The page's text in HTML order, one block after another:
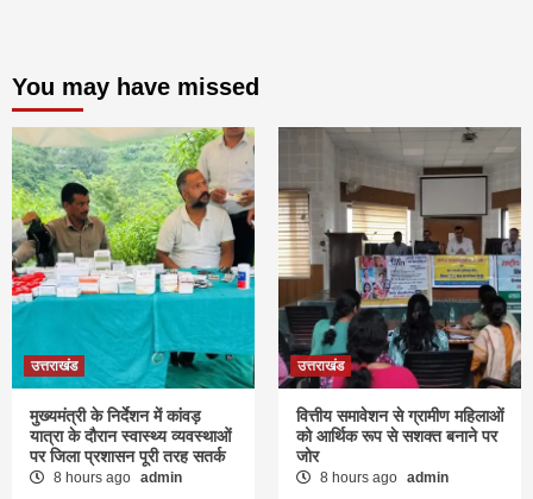
You may have missed
उत्तराखंड
मुख्यमंत्री के निर्देशन में कांवड़
यात्रा के दौरान स्वास्थ्य व्यवस्थाओं
पर जिला प्रशासन पूरी तरह सतर्क
8 hours ago admin
उत्तराखंड
वित्तीय समावेशन से ग्रामीण महिलाओं
को आर्थिक रूप से सशक्त बनाने पर
जोर
8 hours ago admin